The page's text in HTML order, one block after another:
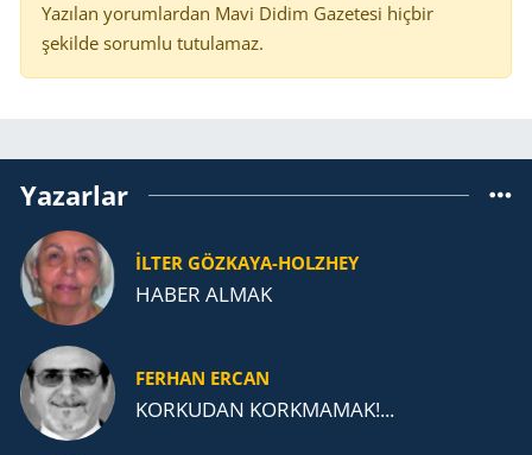
Yazılan yorumlardan Mavi Didim Gazetesi hiçbir
şekilde sorumlu tutulamaz.
Yazarlar
İLTER GÖZKAYA-HOLZHEY
HABER ALMAK
FERHAN ERCAN
KORKUDAN KORKMAMAK!...